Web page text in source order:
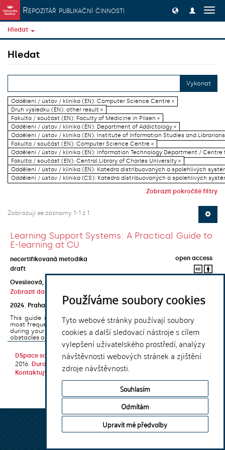
Používáme soubory cookies
Tyto webové stránky používají soubory
cookies a další sledovací nástroje s cílem
vylepšení uživatelského prostředí, analýzy
návštěvnosti webových stránek a zjištění
zdroje návštěvnosti.
Souhlasím
Odmítám
Upravit mé předvolby
Přeskočit na obsah
Repozitář publikační činnosti
Hledat
Hledat
Vykonat
Oddělení / ústav / klinika (EN): Computer Science Centre ×
Druh výsledku (EN): other result ×
Fakulta / součást (EN): Faculty of Medicine in Pilsen ×
Oddělení / ústav / klinika (EN): Department of Addictology ×
Oddělení / ústav / klinika (EN): Institute of Information Studies and
Fakulta / součást (EN): Computer Science Centre ×
Oddělení / ústav / klinika (EN): Information Technology Department / Centre
Fakulta / součást (EN): Central Library of Charles University ×
Oddělení / ústav / klinika (EN): Katedra distribuovaných a spolehlivých
Oddělení / ústav / klinika (CS): Katedra distribuovaných a spolehlivých
Zobrazit pokročilé filtry
Zobrazují se záznamy 1-1 z 1
Learning Support Systems: A Practical Guide to
E-learning at CU
necertifikovaná metodika
open access
draft
Ovesleová, Hana
Zobrazit další autory
2024
Praha
Univerzita Karlova, Nakladatelství Karolinum
This guide introduces the e-learning support tools that are used
most frequently at Charles University and that you may encounter
during your studies. It will also help you to avoid the most common
obstacles associated ...
DSpace softwarecopyright © 2002-
2016
DuraSpace
Kontaktujte nás|Vyjádření názoru
Theme by